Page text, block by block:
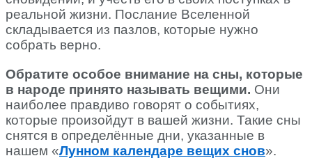
реальной жизни. Послание Вселенной
складывается из пазлов, которые нужно
собрать верно.
Обратите особое внимание на сны, которые
в народе принято называть вещими. Они
наиболее правдиво говорят о событиях,
которые произойдут в вашей жизни. Такие сны
снятся в определённые дни, указанные в
нашем «Лунном календаре вещих снов».